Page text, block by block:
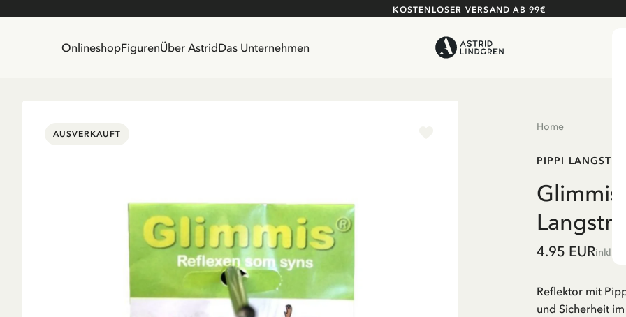
KOSTENLOSER VERSAND AB 99€
OnlineshopFigurenÜber AstridDas Unternehmen
AUSVERKAUFT
Home
PIPPI
4.95 EURinkl.
Reflektor mit
und Sicherheit